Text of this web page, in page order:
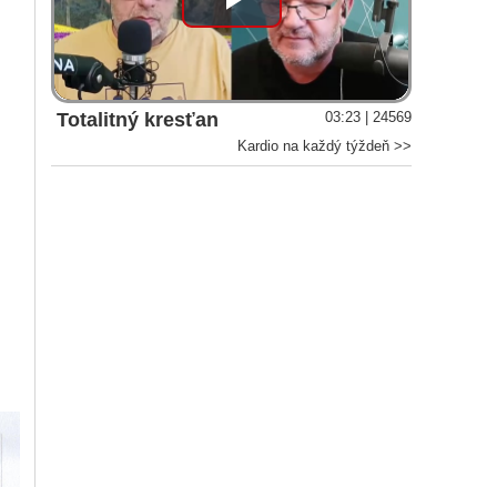
Play
Video
Totalitný kresťan
03:23 | 24569
Kardio na každý týždeň >>